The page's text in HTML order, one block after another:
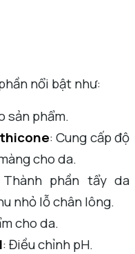
nổi bật như:
sản phẩm.
: Cung cấp độ
cho da.
phần tẩy da
nhỏ lỗ chân lông.
cho da.
: Điều chỉnh pH.